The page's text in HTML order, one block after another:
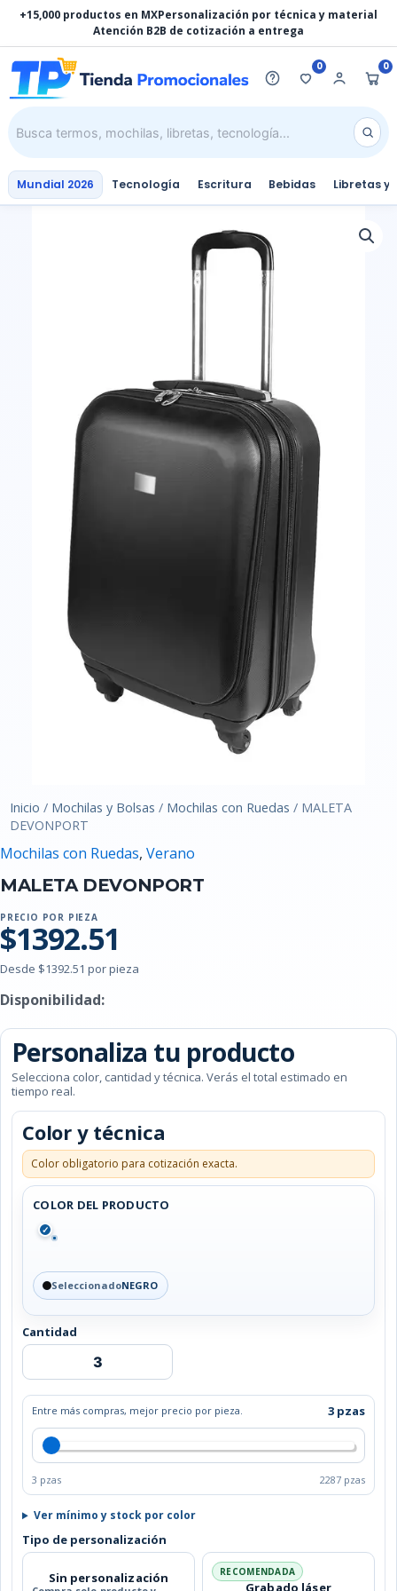
contenido
+15,000 productos en MXPersonalización por técnica y material
Atención B2B de cotización a entrega
0 0
Mundial 2026 Tecnología Escritura Bebidas Libretas y
Inicio / Mochilas y Bolsas / Mochilas con Ruedas / MALETA
DEVONPORT
Mochilas con Ruedas, Verano
MALETA DEVONPORT
PRECIO POR PIEZA
$1392.51
Desde $1392.51 por pieza
Disponibilidad:
Personaliza tu producto
Selecciona color, cantidad y técnica. Verás el total estimado en
tiempo real.
Color y técnica
Color obligatorio para cotización exacta.
COLOR DEL PRODUCTO
✓
SeleccionadoNEGRO
Cantidad
MALETA
DEVONPORT
Entre más compras, mejor precio por pieza. 3 pzas
3 pzas 2287 pzas
Ver mínimo y stock por color
Tipo de personalización
Sin personalización RECOMENDADA
Grabado láser